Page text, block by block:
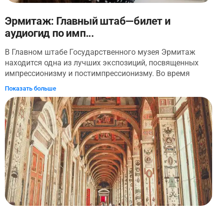
Эрмитаж: Главный штаб—билет и
аудиогид по имп...
В Главном штабе Государственного музея Эрмитаж
находится одна из лучших экспозиций, посвященных
импрессионизму и постимпрессионизму. Во время
аудиоэкскурсии вы полностью погрузитесь в мир
искусства и проследите путь, который прошла
живопись с конца XIX века, от импрессионизма до
кубизма. Вы узнаете как зарождались новые
направления живописи, с какими трудностями
сталкивались художники-основатели импрессионизма
— Клод Моне, Эдгар Дега, Камиль Писсаро и Огюст
Ренуар — и, конечно, детально рассмотрите их картины.
В экскурсию включено более 50 самых ярких и
известных картин экспозиции Главного штаба. Отвечая
на вопросы квиза, вы научитесь отличать
импрессионизм от постимпрессионизма, узнаете, какой
Показать больше